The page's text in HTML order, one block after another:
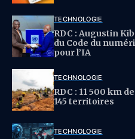
TECHNOLOGIE
RDC : Augustin
du Code du
pour l’IA
TECHNOLOGIE
RDC : 11 500 km
145 territoires
TECHNOLOGIE